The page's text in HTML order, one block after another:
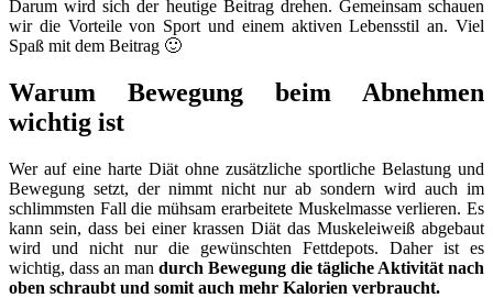
Darum wird sich der heutige Beitrag drehen. Gemeinsam schauen
wir die Vorteile von Sport und einem aktiven Lebensstil an. Viel
Spaß mit dem Beitrag 🙂
Warum Bewegung beim Abnehmen
wichtig ist
Wer auf eine harte Diät ohne zusätzliche sportliche Belastung und
Bewegung setzt, der nimmt nicht nur ab sondern wird auch im
schlimmsten Fall die mühsam erarbeitete Muskelmasse verlieren. Es
kann sein, dass bei einer krassen Diät das Muskeleiweiß abgebaut
wird und nicht nur die gewünschten Fettdepots. Daher ist es
wichtig, dass an man durch Bewegung die tägliche Aktivität nach
oben schraubt und somit auch mehr Kalorien verbraucht.